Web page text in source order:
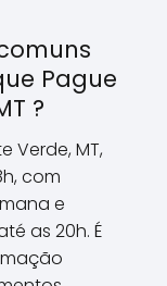
Pague
?
Verde, MT,
com
e
as 20h. É